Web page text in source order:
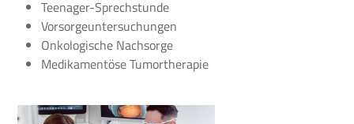
Teenager-Sprechstunde
Vorsorgeuntersuchungen
Onkologische Nachsorge
Medikamentöse Tumortherapie